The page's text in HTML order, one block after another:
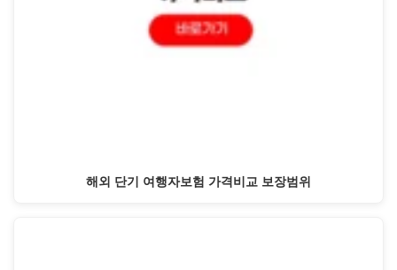
해외 단기 여행자보험 가격비교 보장범위